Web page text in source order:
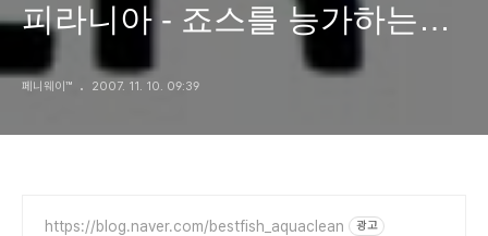
피라니아 - 죠스를 능가하는
살인 물고기의 공포
페니웨이™ 2007. 11. 10. 09:39
https://blog.naver.com/bestfish_aquaclean 광고